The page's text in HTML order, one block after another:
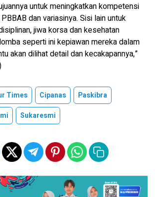
untuk meningkatkan kompetensi
dan variasinya. Sisi lain untuk
jiwa korsa dan kesehatan
seperti ini kepiawan mereka dalam
akan dilihat detail dan kecakapannya,”
Times Cipanas
Paskibra
Sukaresmi